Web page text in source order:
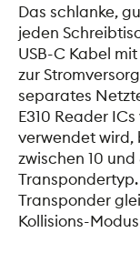
Das schlanke,
jeden
USB-C Kabel
zur
separates
E310 Reader ICs
verwendet wird,
zwischen 10
Transpondertyp.
Transponder
Kollisions-